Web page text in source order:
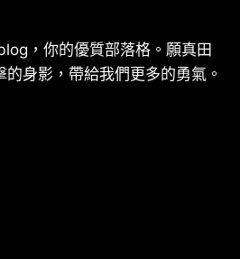
，你的優質部落格。願真田
身影，帶給我們更多的勇氣。